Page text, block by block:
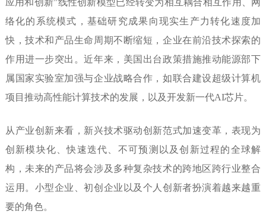
络化的系统模式，基础研究成果向现实生产力转化速度加
快，技术和产品生命周期不断缩短，企业在前沿技术探索的
作用进一步突出。近年来，美国出台政策措施推动能源部下
属国家实验室加强与企业战略合作，如联合建设超级计算机
项目推动高性能计算技术的发展，以及开发新一代AI芯片。
从产业创新来看， 新兴技术驱动创新范式加速变革，表现为
创新模块化、快速迭代、不可预测以及创新过程的全球解
构，未来的产品将会涉及多种复杂技术的跨地区跨行业整合
运用。小型企业、初创企业以及个人创新者扮演着越来越重
要的角色。